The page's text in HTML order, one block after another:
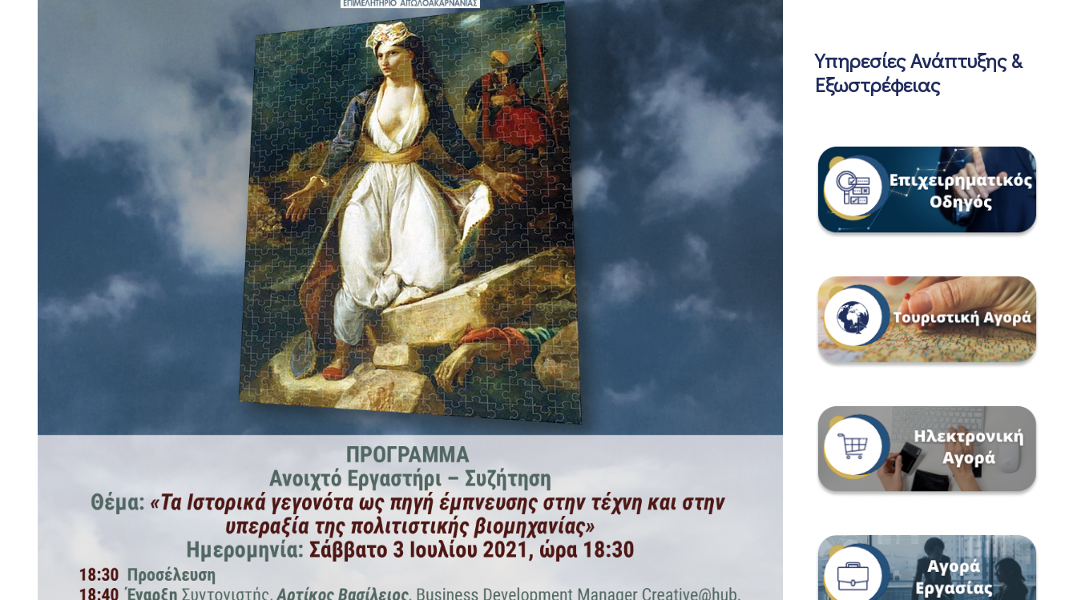
Υπηρεσίες Ανάπτυξης &
Εξωστρέφειας